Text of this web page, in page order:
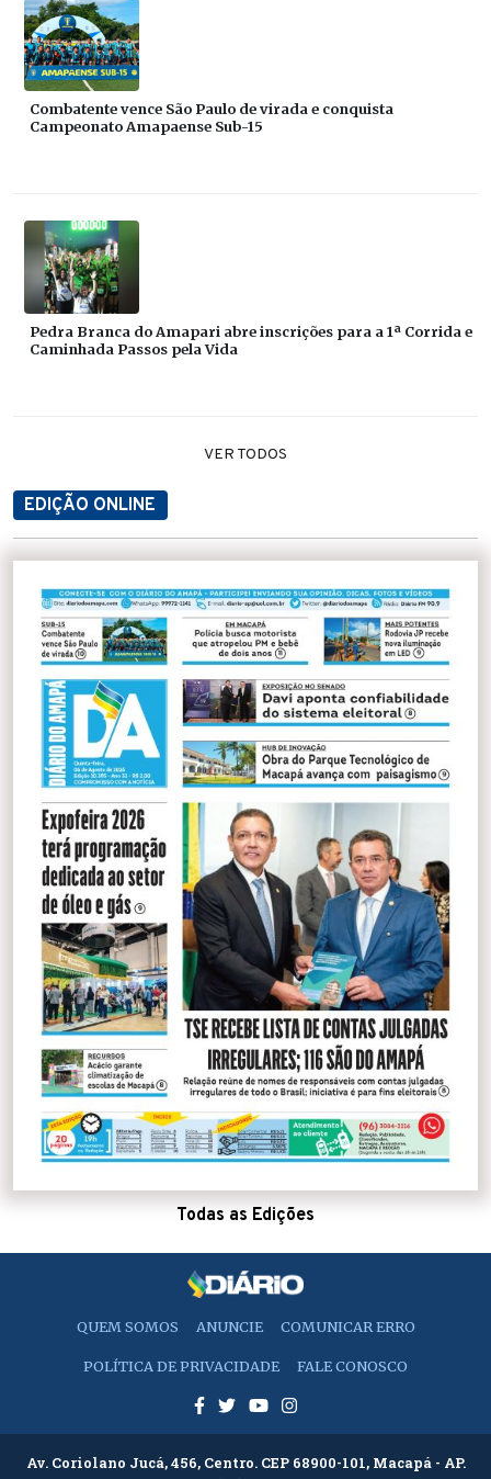
Combatente vence São Paulo de virada e conquista
Campeonato Amapaense Sub-15
Pedra Branca do Amapari abre inscrições para a 1ª Corrida e
Caminhada Passos pela Vida
VER TODOS
EDIÇÃO ONLINE
Todas as Edições
QUEM SOMOS ANUNCIE COMUNICAR ERRO
POLÍTICA DE PRIVACIDADE FALE CONOSCO
Av. Coriolano Jucá, 456, Centro. CEP 68900-101, Macapá - AP.